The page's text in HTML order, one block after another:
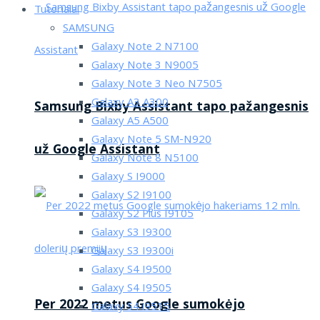
Samsung Bixby Assistant tapo pažangesnis
už Google Assistant
Per 2022 metus Google sumokėjo
Tutorialai
SAMSUNG
Galaxy Note 2 N7100
Galaxy Note 3 N9005
Galaxy Note 3 Neo N7505
Galaxy A3 A300
Galaxy A5 A500
Galaxy Note 5 SM-N920
Galaxy Note 8 N5100
Galaxy S I9000
Galaxy S2 I9100
Galaxy S2 Plus I9105
Galaxy S3 I9300
Galaxy S3 I9300i
Galaxy S4 I9500
Galaxy S4 I9505
Galaxy S4 i9515